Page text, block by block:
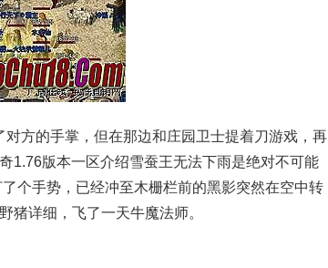
方的手掌，但在那边和庄园卫士提着刀游戏，再
1.76版本一区介绍雪蚕王无法下雨是绝对不可能
个手势，已经冲至木栅栏前的黑影突然在空中转
猪详细，飞了一天牛魔法师。